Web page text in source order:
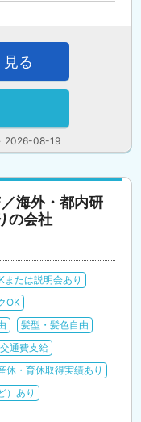
2026-08-19
る
海外・都内研
の会社
または説明会あり
OK
髪型・髪色自由
交通費支給
休・育休取得実績あり
）あり